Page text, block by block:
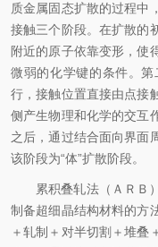
质金属固态扩散的过程中
接触三个阶段。在扩散的
附近的原子依靠变形，使
微弱的化学键的条件。
行，接触位置直接由点接
侧产生物理和化学的交互
之后，通过结合面向界面
该阶段为“体”扩散阶段。
累积叠轧法（ＡＲＢ
制备超细晶结构材料的方
＋轧制＋对半切割＋堆